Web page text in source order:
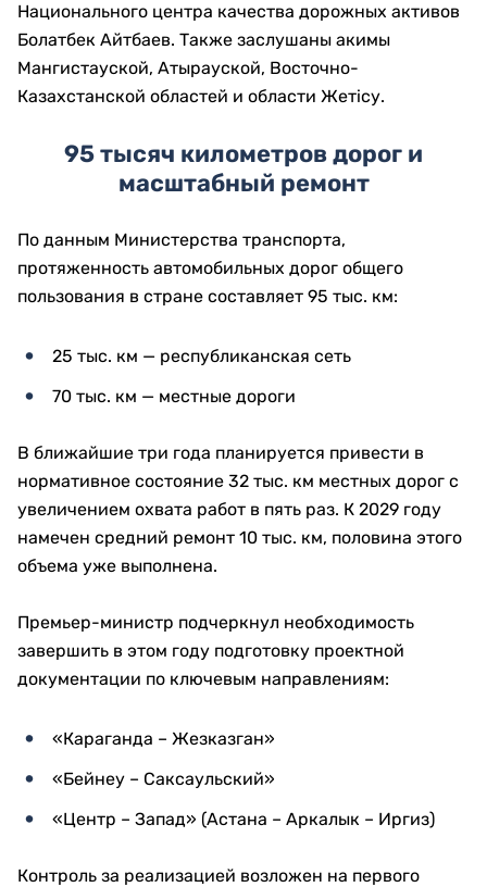
Национального центра качества дорожных активов
Болатбек Айтбаев. Также заслушаны акимы
Мангистауской, Атырауской, Восточно-
Казахстанской областей и области Жетісу.
95 тысяч километров дорог и
масштабный ремонт
По данным Министерства транспорта,
протяженность автомобильных дорог общего
пользования в стране составляет 95 тыс. км:
25 тыс. км — республиканская сеть
70 тыс. км — местные дороги
В ближайшие три года планируется привести в
нормативное состояние 32 тыс. км местных дорог с
увеличением охвата работ в пять раз. К 2029 году
намечен средний ремонт 10 тыс. км, половина этого
объема уже выполнена.
Премьер-министр подчеркнул необходимость
завершить в этом году подготовку проектной
документации по ключевым направлениям:
«Караганда – Жезказган»
«Бейнеу – Саксаульский»
«Центр – Запад» (Астана – Аркалык – Иргиз)
Контроль за реализацией возложен на первого